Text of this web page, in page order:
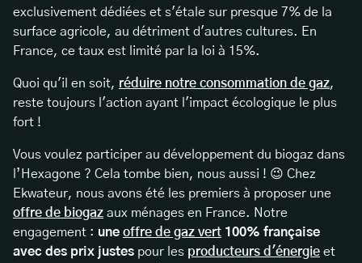
exclusivement dédiées et s'étale sur presque 7% de la
surface agricole, au détriment d'autres cultures. En
France, ce taux est limité par la loi à 15%.
Quoi qu'il en soit, réduire notre consommation de gaz,
reste toujours l'action ayant l'impact écologique le plus
fort !
Vous voulez participer au développement du biogaz dans
l’Hexagone ? Cela tombe bien, nous aussi ! 😉 Chez
Ekwateur, nous avons été les premiers à proposer une
offre de biogaz aux ménages en France. Notre
engagement : une offre de gaz vert 100% française
avec des prix justes pour les producteurs d'énergie et